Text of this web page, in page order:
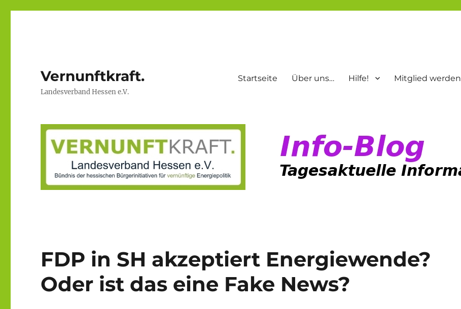
Vernunftkraft.
Landesverband Hessen e.V.
Startseite Über uns… Hilfe! Mitglied werden
FDP in SH akzeptiert Energiewende?
Oder ist das eine Fake News?